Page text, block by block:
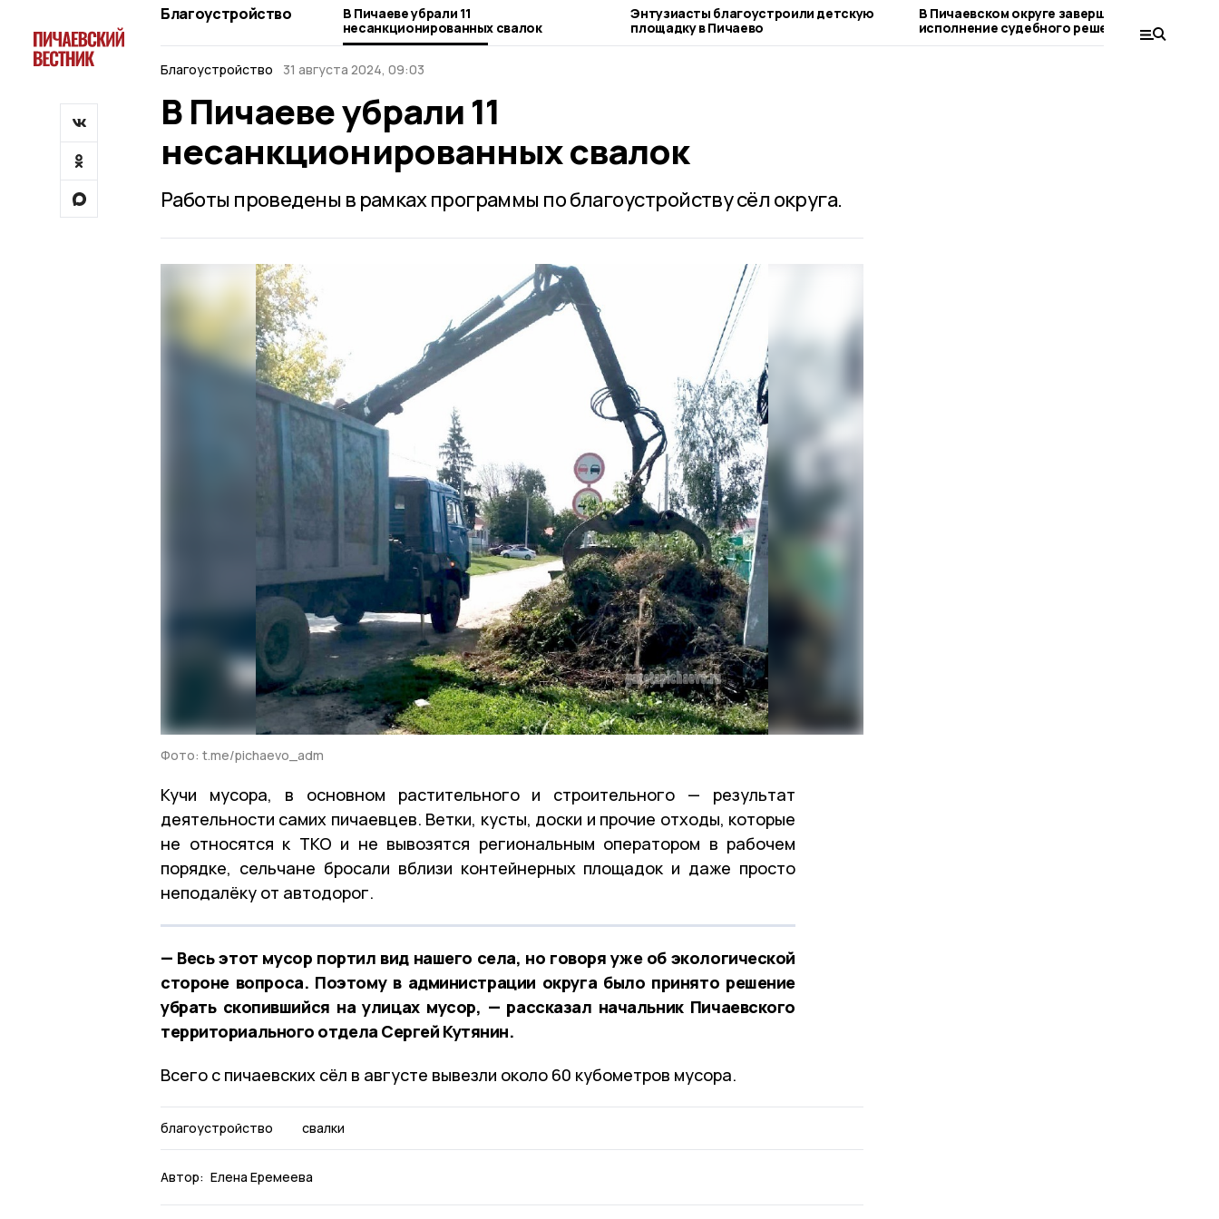
Благоустройство
В Пичаеве убрали 11
несанкционированных свалок
Энтузиасты благоустроили детскую
площадку в Пичаево
В Пичаевском округе завершают
исполнение судебного решения по
ремонту дороги
Благоустройство 31 августа 2024, 09:03
В Пичаеве убрали 11
несанкционированных свалок
Работы проведены в рамках программы по благоустройству сёл округа.
Фото: t.me/pichaevo_adm
Кучи мусора, в основном растительного и строительного — результат
деятельности самих пичаевцев. Ветки, кусты, доски и прочие отходы, которые
не относятся к ТКО и не вывозятся региональным оператором в рабочем
порядке, сельчане бросали вблизи контейнерных площадок и даже просто
неподалёку от автодорог.
— Весь этот мусор портил вид нашего села, но говоря уже об экологической
стороне вопроса. Поэтому в администрации округа было принято решение
убрать скопившийся на улицах мусор, — рассказал начальник Пичаевского
территориального отдела Сергей Кутянин.
Всего с пичаевских сёл в августе вывезли около 60 кубометров мусора.
благоустройство свалки
Автор: Елена Еремеева